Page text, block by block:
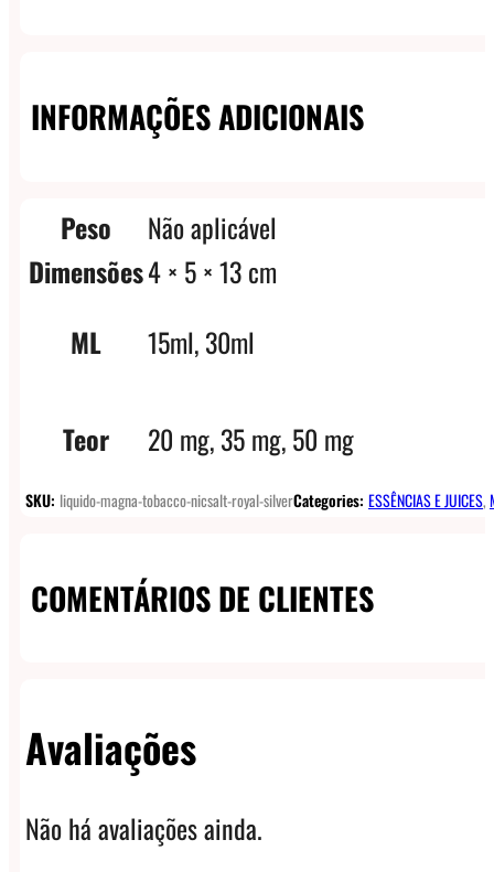
INFORMAÇÕES ADICIONAIS
Peso
Não aplicável
Dimensões4 × 5 × 13 cm
ML
15ml, 30ml
Teor 20 mg, 35 mg, 50 mg
SKU: liquido-magna-tobacco-nicsalt-royal-silverCategories: ESSÊNCIAS E JUICES,
COMENTÁRIOS DE CLIENTES
Avaliações
Não há avaliações ainda.